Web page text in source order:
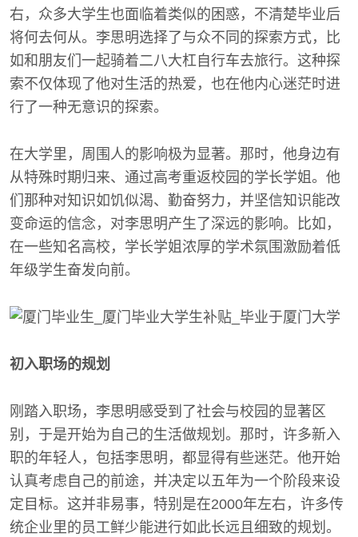
右，众多大学生也面临着类似的困惑，不清楚毕业后
将何去何从。李思明选择了与众不同的探索方式，比
如和朋友们一起骑着二八大杠自行车去旅行。这种探
索不仅体现了他对生活的热爱，也在他内心迷茫时进
行了一种无意识的探索。
在大学里，周围人的影响极为显著。那时，他身边有
从特殊时期归来、通过高考重返校园的学长学姐。他
们那种对知识如饥似渴、勤奋努力，并坚信知识能改
变命运的信念，对李思明产生了深远的影响。比如，
在一些知名高校，学长学姐浓厚的学术氛围激励着低
年级学生奋发向前。
初入职场的规划
刚踏入职场，李思明感受到了社会与校园的显著区
别，于是开始为自己的生活做规划。那时，许多新入
职的年轻人，包括李思明，都显得有些迷茫。他开始
认真考虑自己的前途，并决定以五年为一个阶段来设
定目标。这并非易事，特别是在2000年左右，许多传
统企业里的员工鲜少能进行如此长远且细致的规划。